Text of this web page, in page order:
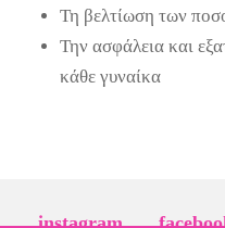
Τη βελτίωση των
Την ασφάλεια και
κάθε γυναίκα
instagram